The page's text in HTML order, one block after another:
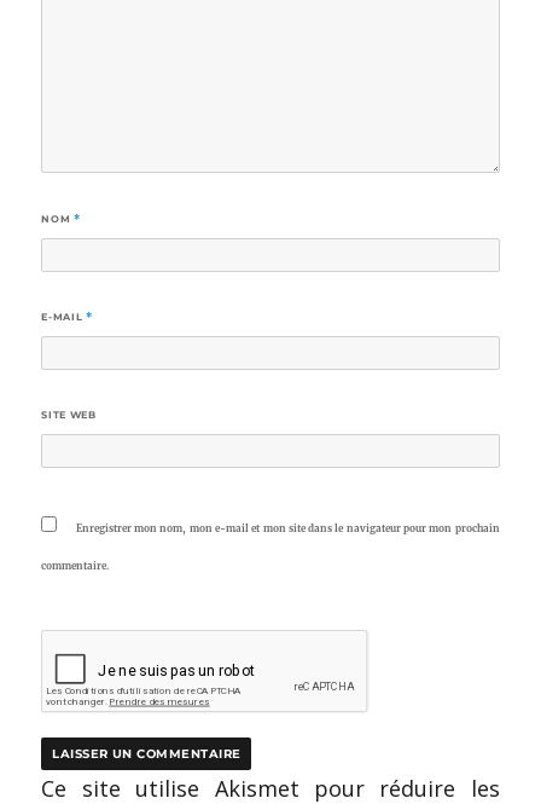
NOM *
E-MAIL *
SITE WEB
Enregistrer mon nom, mon e-mail et mon site dans le navigateur pour mon prochain
commentaire.
Ce site utilise Akismet pour réduire les